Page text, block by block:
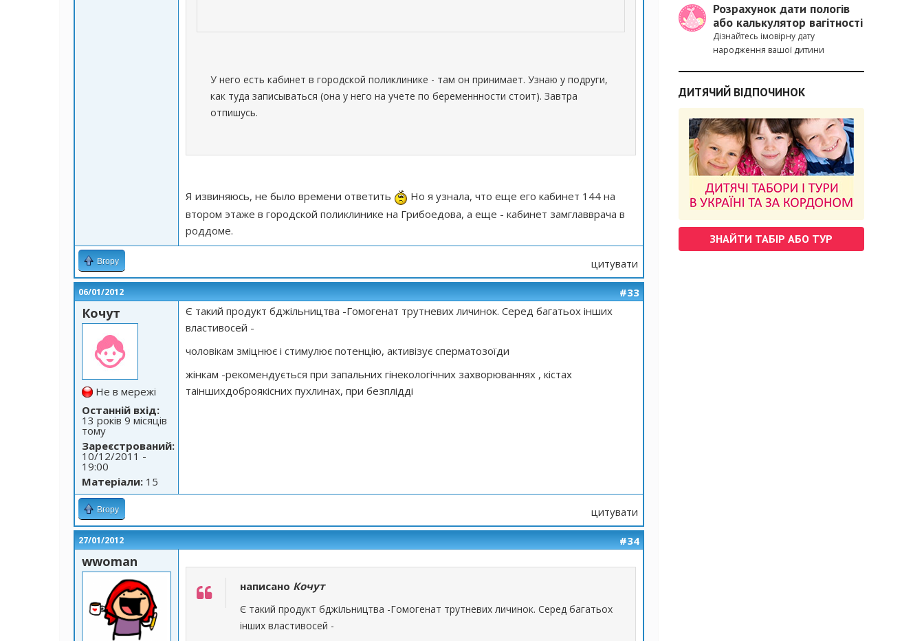
У него есть кабинет в городской поликлинике - там он принимает. Узнаю у подруги,
как туда записываться (она у него на учете по беременнности стоит). Завтра
отпишусь.
Я извиняюсь, не было времени ответить
Но я узнала, что еще его кабинет 144 на
втором этаже в городской поликлинике на Грибоедова, а еще - кабинет замглавврача в
роддоме.
Вгору цитувати
06/01/2012 #33
Кочут
Не в мережі
Останній вхід:
13 років 9 місяців
тому
Зареєстрований:
10/12/2011 -
19:00
Матеріали: 15
Є такий продукт бджільництва -Гомогенат трутневих личинок. Серед багатьох інших
властивосей -
чоловікам зміцнює і стимулює потенцію, активізує сперматозоїди
жінкам -рекомендується при запальних гінекологічних захворюваннях , кістах
таіншихдоброякісних пухлинах, при безплідді
Вгору цитувати
27/01/2012 #34
wwoman
написано Кочут
Є такий продукт бджільництва -Гомогенат трутневих личинок. Серед багатьох
інших властивосей -
Розрахунок дати пологів
або калькулятор вагітності
Дізнайтесь імовірну дату
народження вашої дитини
ДИТЯЧИЙ ВІДПОЧИНОК
ЗНАЙТИ ТАБІР АБО ТУР